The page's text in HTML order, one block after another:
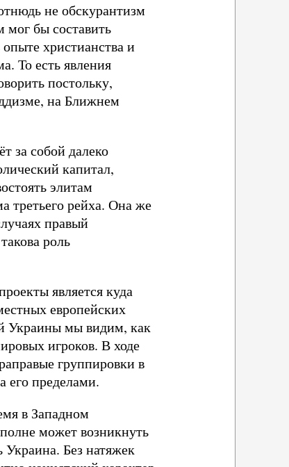
не обскурантизм
бы составить
христианства и
То есть явления
постольку,
на Ближнем
за собой далеко
капитал,
элитам
третьего рейха. Она же
правый
роль
является куда
европейских
Украины мы видим, как
игроков. В ходе
группировки в
его пределами.
в Западном
может возникнуть
Украина. Без натяжек